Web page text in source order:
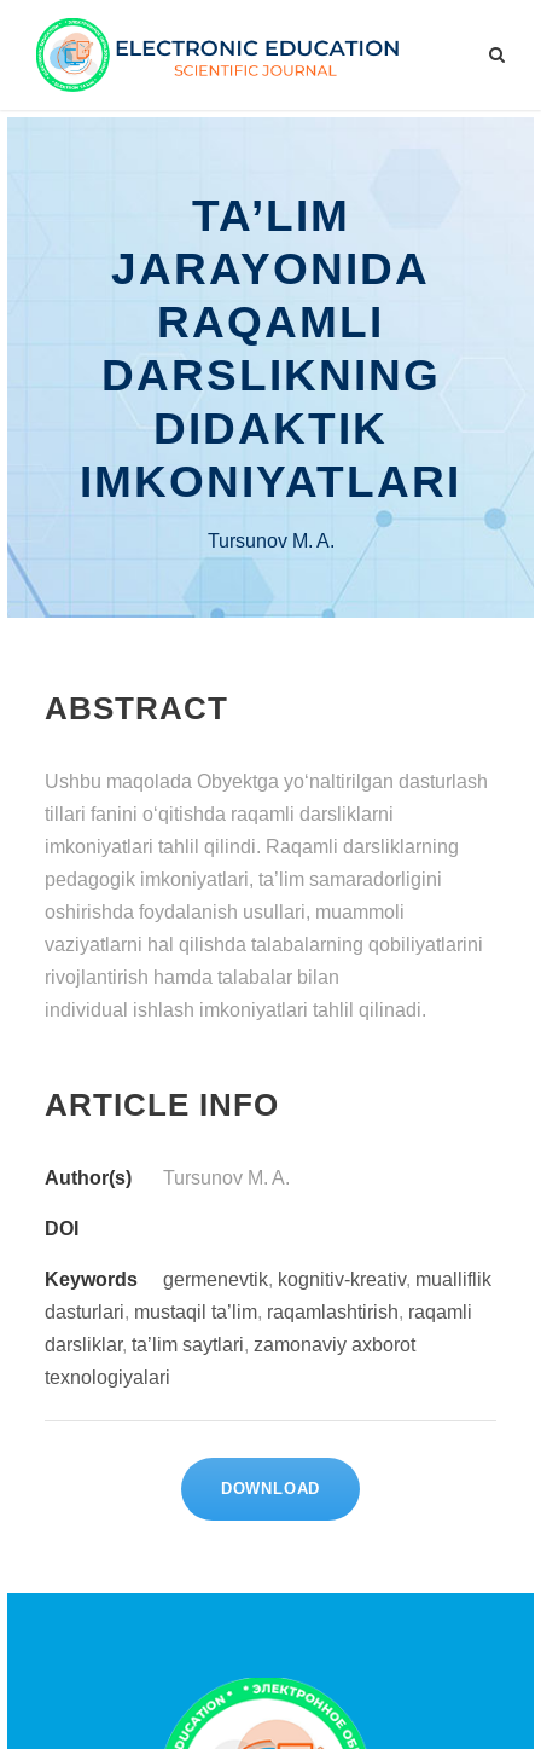
TA’LIM
JARAYONIDA
RAQAMLI
DARSLIKNING
DIDAKTIK
IMKONIYATLARI
Tursunov M. A.
ABSTRACT
Ushbu maqolada Obyektga yo‘naltirilgan dasturlash
tillari fanini o‘qitishda raqamli darsliklarni
imkoniyatlari tahlil qilindi. Raqamli darsliklarning
pedagogik imkoniyatlari, ta’lim samaradorligini
oshirishda foydalanish usullari, muammoli
vaziyatlarni hal qilishda talabalarning qobiliyatlarini
rivojlantirish hamda talabalar bilan
individual ishlash imkoniyatlari tahlil qilinadi.
ARTICLE INFO
Author(s) Tursunov M. A.
DOI
Keywords germenevtik, kognitiv-kreativ, mualliflik
dasturlari, mustaqil ta’lim, raqamlashtirish, raqamli
darsliklar, ta’lim saytlari, zamonaviy axborot
texnologiyalari
DOWNLOAD